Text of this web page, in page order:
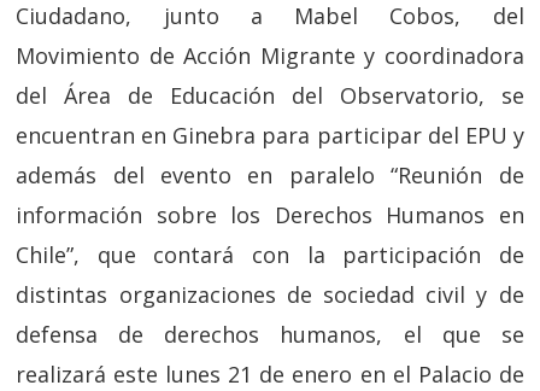
Ciudadano, junto a Mabel Cobos, del
Movimiento de Acción Migrante y coordinadora
del Área de Educación del Observatorio, se
encuentran en Ginebra para participar del EPU y
además del evento en paralelo “Reunión de
información sobre los Derechos Humanos en
Chile”, que contará con la participación de
distintas organizaciones de sociedad civil y de
defensa de derechos humanos, el que se
realizará este lunes 21 de enero en el Palacio de